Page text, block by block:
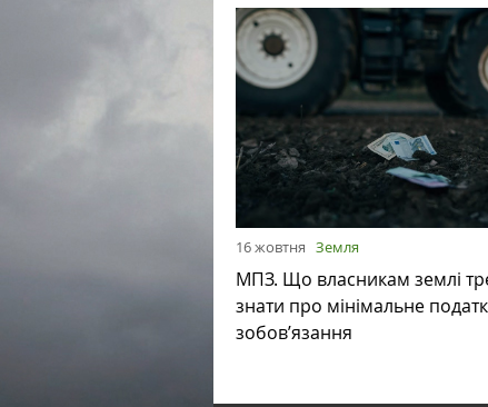
16 жовтня Земля
МПЗ. Що власникам землі
знати про мінімальне
зобов’язання